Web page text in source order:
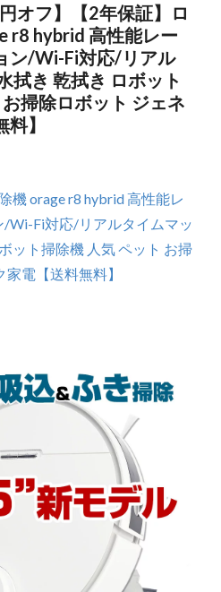
オフ】【2年保証】ロ
r8 hybrid 高性能レー
ン/Wi-Fi対応/リアル
拭き 乾拭き ロボット
掃除ロボット ジェネ
】
機 orage r8 hybrid 高性能レ
Wi-Fi対応/リアルタイムマッ
ット掃除機 人気 ペット お掃
電【送料無料】